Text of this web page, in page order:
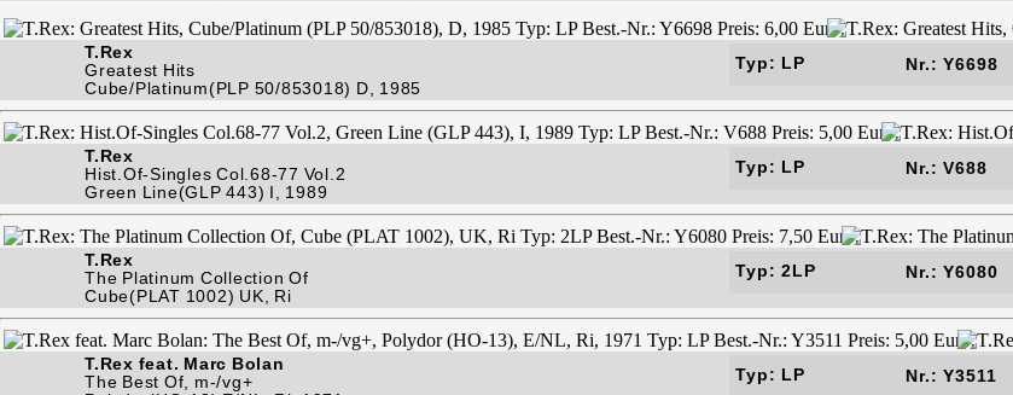
T.Rex
Greatest Hits
Cube/Platinum(PLP 50/853018) D, 1985
Typ: LP Nr.: Y6698
T.Rex
Hist.Of-Singles Col.68-77 Vol.2
Green Line(GLP 443) I, 1989
Typ: LP Nr.: V688
T.Rex
The Platinum Collection Of
Cube(PLAT 1002) UK, Ri
Typ: 2LP Nr.: Y6080
T.Rex feat. Marc Bolan
The Best Of, m-/vg+
Typ: LP Nr.: Y3511